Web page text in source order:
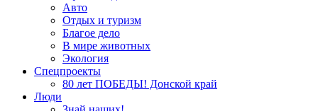
Авто
Отдых и туризм
Благое дело
В мире животных
Экология
Спецпроекты
80 лет ПОБЕДЫ! Донской край
Люди